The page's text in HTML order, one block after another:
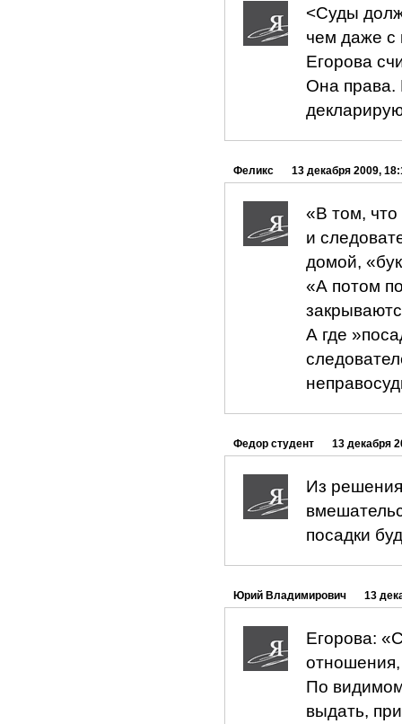
<Суды
чем даже с
Егорова
Она права.
Феликс 13 декабря 2009,
«В том, что
и
домой,
«А потом
А где
Федор студент 13 декабря
Из
посадки
Юрий Владимирович 13
Егорова:
По
выдать,